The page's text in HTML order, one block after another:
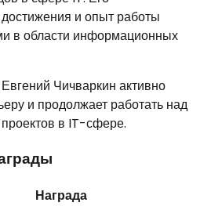
и опыт работы
в области информационных
Чичваркин активно
и продолжает работать над
в IT-сфере.
Награда